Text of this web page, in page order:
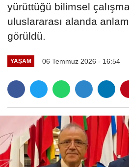
yürüttüğü bilimsel
uluslararası alanda
görüldü.
YAŞAM 06 Temmuz 2026 - 16:54